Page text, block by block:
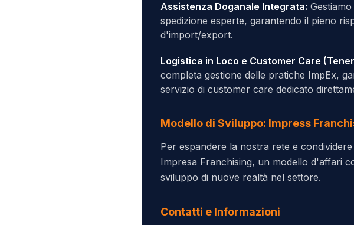
Assistenza Doganale Integrata:
spedizione esperte, garantendo il pieno
d'import/export.
Logistica in Loco e Customer Care
completa gestione delle pratiche ImpEx,
servizio di customer care dedicato
Modello di Sviluppo: Impress
Per espandere la nostra rete e
Impresa Franchising, un modello d'affari
sviluppo di nuove realtà nel settore.
Contatti e Informazioni